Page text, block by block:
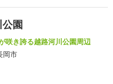
公園
咲き誇る越路河川公園周辺
岡市